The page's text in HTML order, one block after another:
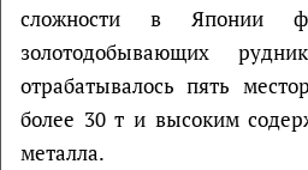
сложности в Японии
золотодобывающих
отрабатывалось пять
более 30 т и высоким
металла.